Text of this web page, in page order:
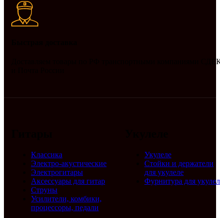
Доставляем товары по РФ транспортными компаниями
Классика
Электро-акустические
Электрогитары
Аксессуары для гитар
Струны
Усилители, комбики,
процессоры, педали
Укулеле
Стойки и держатели
для укулеле
Фурнитура для